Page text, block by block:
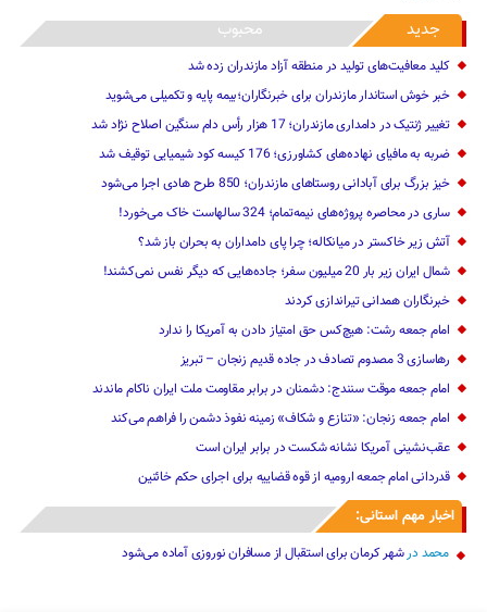
جدید محبوب
کلید معافیت‌های تولید در منطقه آزاد مازندران زده شد
خبر خوش استاندار مازندران برای خبرنگاران؛‌بیمه پایه و ‌تکمیلی می‌شوید
تغییر ژنتیک‌ در دامداری مازندران؛ 17 هزار رأس دام سنگین ‌اصلاح نژاد شد
ضربه ‌به مافیای نهاده‌های کشاورزی؛ 176 کیسه کود شیمیایی توقیف شد
خیز بزرگ برای آبادانی روستاهای مازندران؛ 850 طرح هادی ‌اجرا می‌شود
ساری در محاصره پروژه‌های نیمه‌تمام؛ 324 سالهاست خاک می‌خورد!
آتش زیر خاکستر در میانکاله؛ چرا پای دامداران به بحران باز شد؟
شمال ایران زیر بار 20 میلیون سفر؛ جاده‌هایی که دیگر نفس نمی‌کشند!
خبرنگاران همدانی تیراندازی کردند
امام جمعه رشت: هیچ‌کس حق امتیاز دادن به آمریکا را ندارد
رهاسازی 3 مصدوم تصادف در جاده قدیم زنجان – تبریز
امام جمعه موقت سنندج: دشمنان در برابر مقاومت ملت ایران ناکام ماندند
امام جمعه زنجان: «تنازع و شکاف» زمینه نفوذ دشمن را فراهم می‌کند
عقب‌نشینی آمریکا نشانه شکست در برابر ایران است
قدردانی امام جمعه ارومیه از قوه قضاییه برای اجرای حکم خائنین ‌
اخبار مهم استانی:
محمد درشهر کرمان برای استقبال از مسافران نوروزی آماده می‌شود